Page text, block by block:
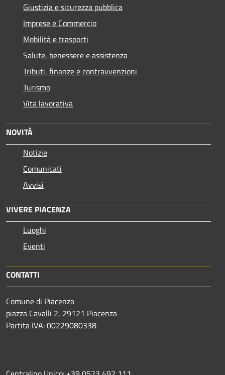
Giustizia e sicurezza pubblica
Imprese e Commercio
Mobilità e trasporti
Salute, benessere e assistenza
Tributi, finanze e contravvenzioni
Turismo
Vita lavorativa
NOVITÀ
Notizie
Comunicati
Avvisi
VIVERE PIACENZA
Luoghi
Eventi
CONTATTI
Comune di Piacenza
piazza Cavalli 2, 29121 Piacenza
Partita IVA: 00229080338